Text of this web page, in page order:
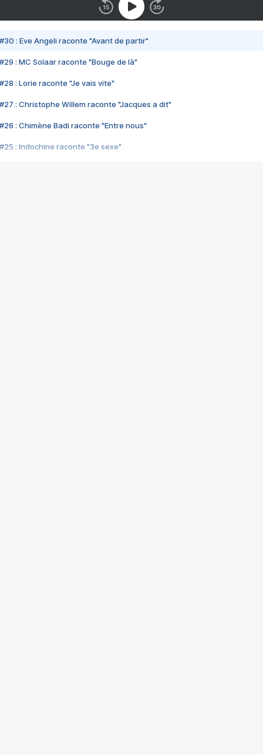
#30 : Eve Angeli raconte "Avant de partir"
#29 : MC Solaar raconte "Bouge de là"
#28 : Lorie raconte "Je vais vite"
#27 : Christophe Willem raconte "Jacques a dit"
#26 : Chimène Badi raconte "Entre nous"
#25 : Indochine raconte "3e sexe"